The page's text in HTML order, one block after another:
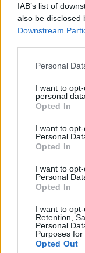
IAB’s list of
also be disclosed
Downstream
Please note that
not limited to
grant or deny
use your data for
consent section.
Personal
I want to
personal data.
Opted In
I want to
Personal
Opted In
I want to
Personal
Opted In
I want to
Retention,
Personal
Purposes for
Opted Out
Το τελευταίο